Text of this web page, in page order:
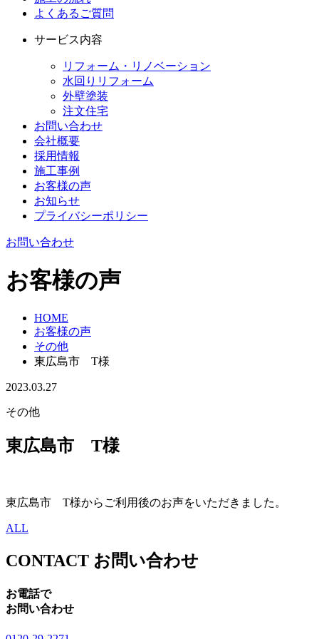
よくあるご質問
サービス内容
リフォーム・リノベーション
水回りリフォーム
外壁塗装
注文住宅
お問い合わせ
会社概要
採用情報
施工事例
お客様の声
お知らせ
プライバシーポリシー
お問い合わせ
お客様の声
HOME
お客様の声
その他
東広島市 T様
2023.03.27
その他
東広島市 T様
東広島市 T様からご利用後のお声をいただきました。
ALL
CONTACT お問い合わせ
お電話で
お問い合わせ